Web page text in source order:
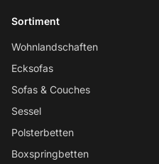
Sortiment
Wohnlandschaften
Ecksofas
Sofas & Couches
Sessel
Polsterbetten
Boxspringbetten